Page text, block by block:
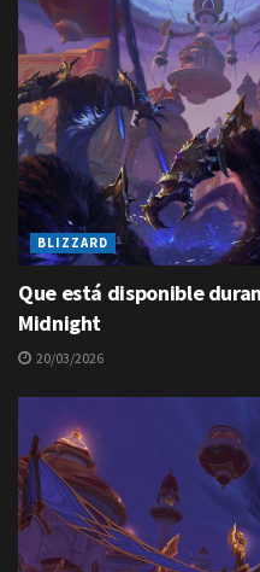
BLIZZARD
Que está disponible
Midnight
20/03/2026